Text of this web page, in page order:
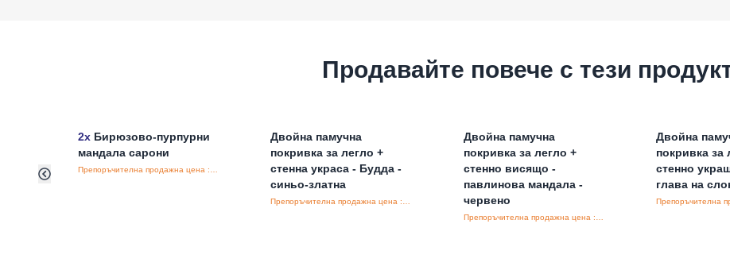
Продавайте повече с тези
2x Бирюзово-пурпурни
мандала сарони
Двойна памучна
покривка за легло +
стенна украса - Будда -
синьо-златна
Двойна памучна
покривка за легло +
стенно висящо -
павлинова мандала -
червено
Двойна
покривка за
стенно
глава на